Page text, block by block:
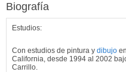
Biografía
Estudios:
Con estudios de pintura y dibujo
California, desde 1994 al 2002
Carrillo.